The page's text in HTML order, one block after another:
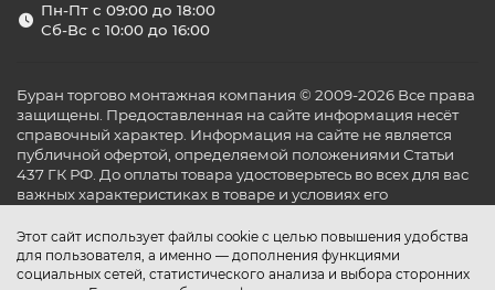
Этот сайт использует файлы cookie с целью повышения удобства
для пользователя, а именно — дополнения функциями
социальных сетей, статистического анализа и выбора сторонних
Пн-Пт с 09:00 до 18:00
Сб-Вс с 10:00 до 16:00
Буран торгово монтажная компания © 2009-2026 Все права
защищены. Предоставленная на сайте информация несёт
справочный характер. Информация на сайте не является
публичной офертой, определяемой положениями Статьи
437 ГК РФ. До оплаты товара удостоверьтесь во всех для вас
важных характеристиках в товаре и условиях его